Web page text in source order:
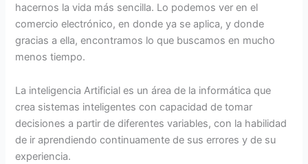
hacernos la vida más sencilla. Lo podemos ver en el
comercio electrónico, en donde ya se aplica, y donde
gracias a ella, encontramos lo que buscamos en mucho
menos tiempo.
La inteligencia Artificial es un área de la informática que
crea sistemas inteligentes con capacidad de tomar
decisiones a partir de diferentes variables, con la habilidad
de ir aprendiendo continuamente de sus errores y de su
experiencia.